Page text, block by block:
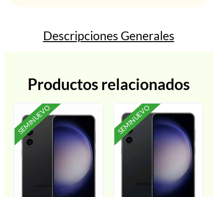
Descripciones Generales
Productos relacionados
SEMINUEVO SEMINUEVO